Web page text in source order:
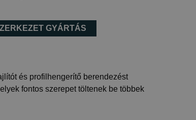
GYÁRTÁS
és profilhengerítő berendezést
fontos szerepet töltenek be többek